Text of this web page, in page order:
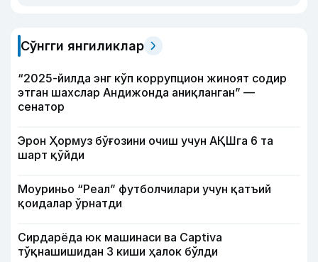
Сўнгги янгиликлар
“2025-йилда энг кўп коррупцион жиноят содир
этган шахслар Андижонда аниқланган” —
сенатор
Эрон Ҳормуз бўғозини очиш учун АҚШга 6 та
шарт қўйди
Моуриньо “Реал” футболчилари учун қатъий
қоидалар ўрнатди
Сирдарёда юк машинаси ва Captiva
тўқнашишидан 3 киши ҳалок бўлди